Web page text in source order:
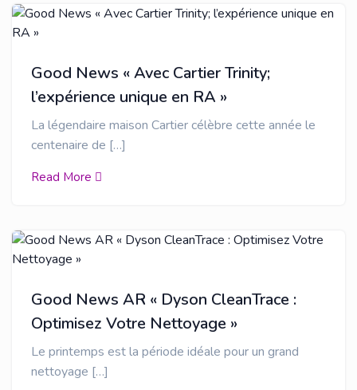
Good News « Avec Cartier Trinity;
l’expérience unique en RA »
La légendaire maison Cartier célèbre cette année le
centenaire de […]
Read More
Good News AR « Dyson CleanTrace :
Optimisez Votre Nettoyage »
Le printemps est la période idéale pour un grand
nettoyage […]